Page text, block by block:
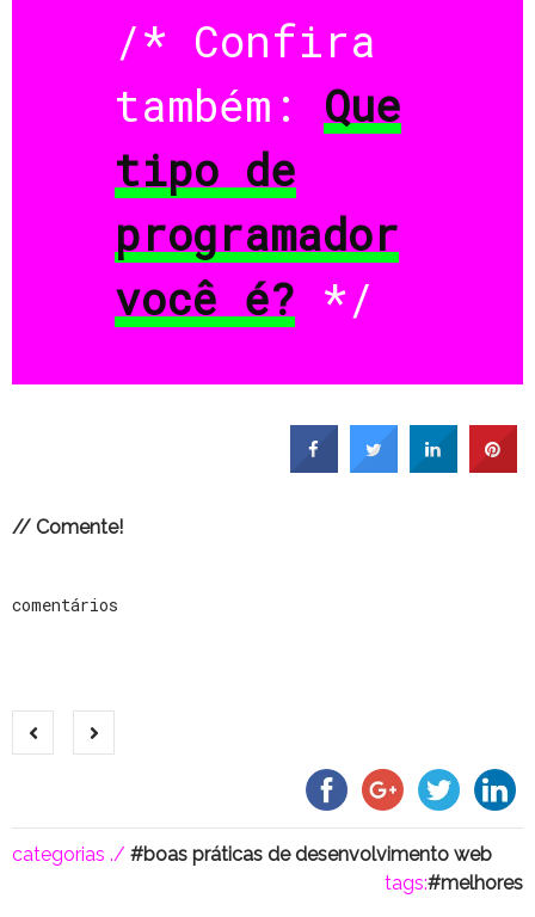
/* Confira
também: Que
tipo de
programador
você é? */
// Comente!
comentários
categorias ./
boas práticas de desenvolvimento web
tags:
melhores